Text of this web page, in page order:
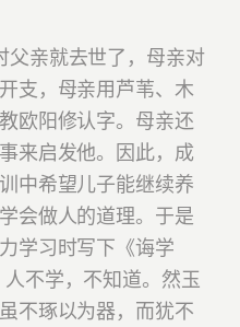
父亲就去世了，母亲对
支，母亲用芦苇、木
欧阳修认字。母亲还
来启发他。因此，成
中希望儿子能继续养
会做人的道理。于是
学习时写下《诲学
不学，不知道。然玉
不琢以为器，而犹不